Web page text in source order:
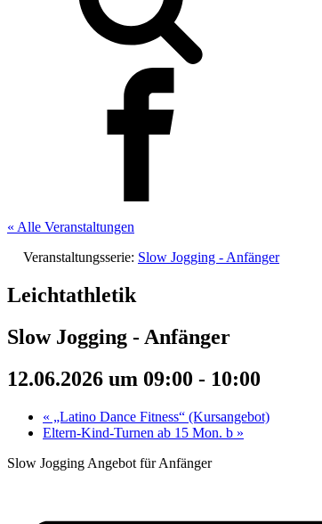
« Alle Veranstaltungen
Veranstaltungsserie: Slow Jogging - Anfänger
Leichtathletik
Slow Jogging - Anfänger
12.06.2026 um 09:00 - 10:00
« „Latino Dance Fitness“ (Kursangebot)
Eltern-Kind-Turnen ab 15 Mon. b »
Slow Jogging Angebot für Anfänger